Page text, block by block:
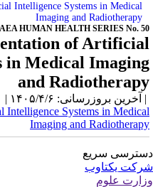
Intelligence Systems in Medical
Imaging and Radiotherapy
IAEA HUMAN HEALTH SERIES No.
of
in Medical
and
بروزرسانی: ۱۴۰۵/۴/۶ |
Intelligence Systems in
Imaging and
سریع
یکتاوب
علوم